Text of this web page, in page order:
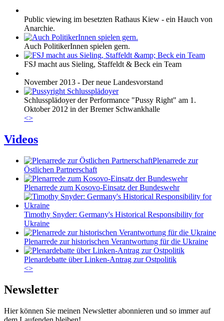
Public viewing im besetzten Rathaus Kiew - ein Hauch von
Anarchie.
Auch PolitikerInnen spielen gern.
FSJ macht aus Sieling, Staffeldt & Beck ein Team
November 2013 - Der neue Landesvorstand
Schlussplädoyer der Performance "Pussy Right" am 1.
Oktober 2012 in der Bremer Schwankhalle
<>
Videos
Plenarrede zur
Östlichen Partnerschaft
Plenarrede zum Kosovo-Einsatz der Bundeswehr
Timothy Snyder: Germany's Historical Responsibility for
Ukraine
Plenarrede zur historischen Verantwortung für die Ukraine
Plenardebatte über Linken-Antrag zur Ostpolitik
<>
Newsletter
Hier können Sie meinen Newsletter abonnieren und so immer auf